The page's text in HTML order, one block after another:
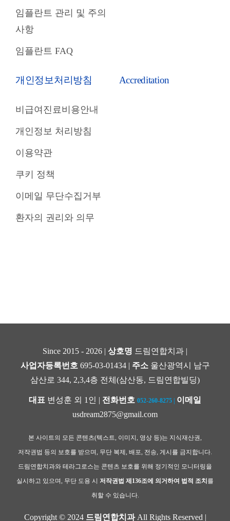
임플란트 관리 및 주의
사항
임플란트 FAQ
개인정보처리방침
비급여진료비용안내
개인정보 처리방침
이용약관
쿠키 정책
이메일 무단수집거부
환자의 권리와 의무
Accreditation
Since 2015 - 2026 | 상호명 드림연합치과 |
사업자등록번호 695-03-01434 | 주소울산광역시 남구
삼산로 344, 2,3,4층 전체(삼산동, 드림연합빌딩)
대표 변성훈 외 1인 | 전화번호 052-260-8275
이메일
usdream2875@gmail.com
본 사이트의 모든 콘텐츠(텍스트, 이미지, 영상 등)는 지식재산권,
저작권법 등의 보호를 받으며, 무단 복제, 배포, 전송, 게시를 금지합니다.
드림연합치과와 테라그로스는 콘텐츠 보호를 위해 정기적인 모니터링을
실시하고 있으며, 무단 도용 시 저작권법 제136조에 의거하여 법적 조치 를
취할 수 있습니다.
Copyright © 2024 드림연합치과All Rights Reserved |